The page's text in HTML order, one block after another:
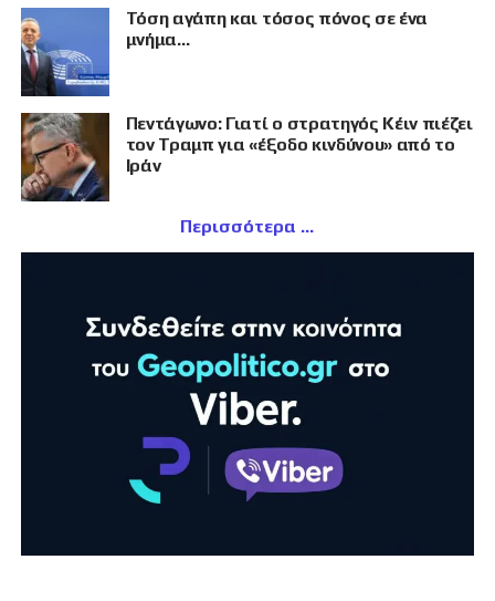
Τόση αγάπη και τόσος πόνος σε ένα
μνήμα…
Πεντάγωνο: Γιατί ο στρατηγός Κέιν πιέζει
τον Τραμπ για «έξοδο κινδύνου» από το
Ιράν
Περισσότερα